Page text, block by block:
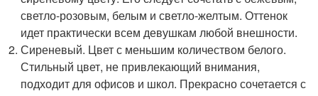
светло-розовым, белым и светло-желтым. Оттенок
идет практически всем девушкам любой внешности.
Сиреневый. Цвет с меньшим количеством белого.
Стильный цвет, не привлекающий внимания,
подходит для офисов и школ. Прекрасно сочетается с